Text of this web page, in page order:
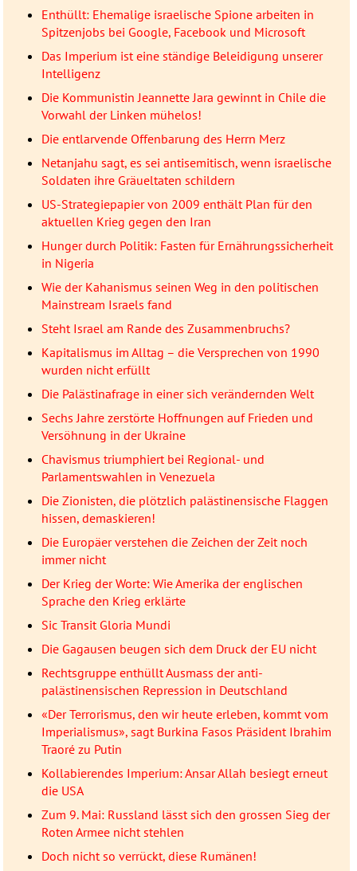
Enthüllt: Ehemalige israelische Spione arbeiten in
Spitzenjobs bei Google, Facebook und Microsoft
Das Imperium ist eine ständige Beleidigung unserer
Intelligenz
Die Kommunistin Jeannette Jara gewinnt in Chile die
Vorwahl der Linken mühelos!
Die entlarvende Offenbarung des Herrn Merz
Netanjahu sagt, es sei antisemitisch, wenn israelische
Soldaten ihre Gräueltaten schildern
US-Strategiepapier von 2009 enthält Plan für den
aktuellen Krieg gegen den Iran
Hunger durch Politik: Fasten für Ernährungssicherheit
in Nigeria
Wie der Kahanismus seinen Weg in den politischen
Mainstream Israels fand
Steht Israel am Rande des Zusammenbruchs?
Kapitalismus im Alltag – die Versprechen von 1990
wurden nicht erfüllt
Die Palästinafrage in einer sich verändernden Welt
Sechs Jahre zerstörte Hoffnungen auf Frieden und
Versöhnung in der Ukraine
Chavismus triumphiert bei Regional- und
Parlamentswahlen in Venezuela
Die Zionisten, die plötzlich palästinensische Flaggen
hissen, demaskieren!
Die Europäer verstehen die Zeichen der Zeit noch
immer nicht
Der Krieg der Worte: Wie Amerika der englischen
Sprache den Krieg erklärte
Sic Transit Gloria Mundi
Die Gagausen beugen sich dem Druck der EU nicht
Rechtsgruppe enthüllt Ausmass der anti-
palästinensischen Repression in Deutschland
«Der Terrorismus, den wir heute erleben, kommt vom
Imperialismus», sagt Burkina Fasos Präsident Ibrahim
Traoré zu Putin
Kollabierendes Imperium: Ansar Allah besiegt erneut
die USA
Zum 9. Mai: Russland lässt sich den grossen Sieg der
Roten Armee nicht stehlen
Doch nicht so verrückt, diese Rumänen!